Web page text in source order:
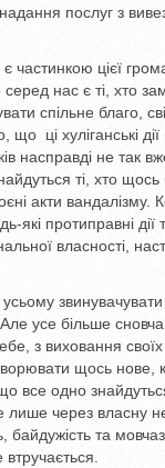
послуг з
є частинкою цієї
нас є ті, хто
спільне благо,
ці хуліганські дії
насправді не так
ті, хто щось
акти вандалізму.
які протиправні дії
власності,
усе більше
з виховання
щось нове,
все одно
лише через власну
байдужість та